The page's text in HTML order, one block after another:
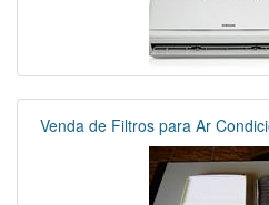
Venda de Filtros para Ar